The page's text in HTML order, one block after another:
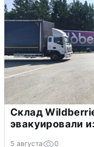
Склад
эвакуировали
5 августа 0